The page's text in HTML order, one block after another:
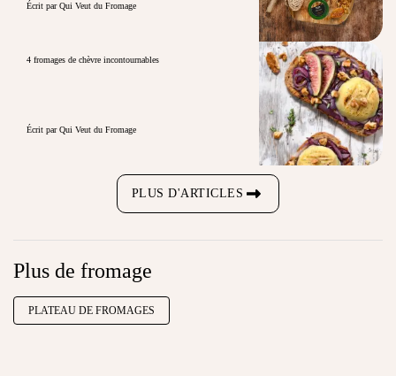
Écrit par Qui Veut du Fromage
4 fromages de chèvre incontournables
Écrit par Qui Veut du Fromage
PLUS D'ARTICLES
Plus de fromage
PLATEAU DE FROMAGES